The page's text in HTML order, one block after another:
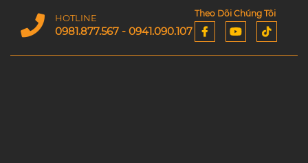
HOTLINE
0981.877.567 - 0941.090.107
Theo Dõi Chúng Tôi